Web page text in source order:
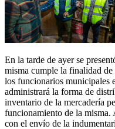
En la tarde de ayer se
misma cumple la finalidad
los funcionarios municipales
administrará la forma de
inventario de la mercadería
funcionamiento de la misma.
con el envío de la